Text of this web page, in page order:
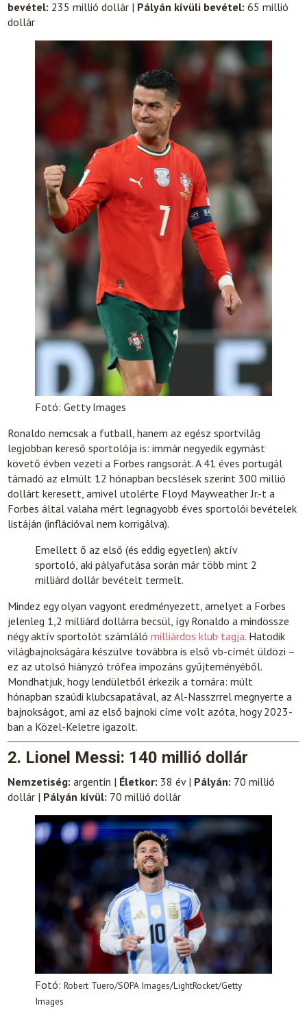
bevétel: 235 millió dollár | Pályán kívüli bevétel: 65 millió
dollár
Fotó: Getty Images
Ronaldo nemcsak a futball, hanem az egész sportvilág
legjobban kereső sportolója is: immár negyedik egymást
követő évben vezeti a Forbes rangsorát. A 41 éves portugál
támadó az elmúlt 12 hónapban becslések szerint 300 millió
dollárt keresett, amivel utolérte Floyd Mayweather Jr.-t a
Forbes által valaha mért legnagyobb éves sportolói bevételek
listáján (inflációval nem korrigálva).
Emellett ő az első (és eddig egyetlen) aktív
sportoló, aki pályafutása során már több mint 2
milliárd dollár bevételt termelt.
Mindez egy olyan vagyont eredményezett, amelyet a Forbes
jelenleg 1,2 milliárd dollárra becsül, így Ronaldo a mindössze
négy aktív sportolót számlálómilliárdos klub tagja. Hatodik
világbajnokságára készülve továbbra is első vb-címét üldözi –
ez az utolsó hiányzó trófea impozáns gyűjteményéből.
Mondhatjuk, hogy lendületből érkezik a tornára: múlt
hónapban szaúdi klubcsapatával, az Al-Nasszrrel megnyerte a
bajnokságot, ami az első bajnoki címe volt azóta, hogy 2023-
ban a Közel-Keletre igazolt.
2. Lionel Messi: 140 millió dollár
Nemzetiség: argentin | Életkor: 38 év | Pályán: 70 millió
dollár | Pályán kívül: 70 millió dollár
Fotó:Robert Tuero/SOPA Images/LightRocket/Getty
Images